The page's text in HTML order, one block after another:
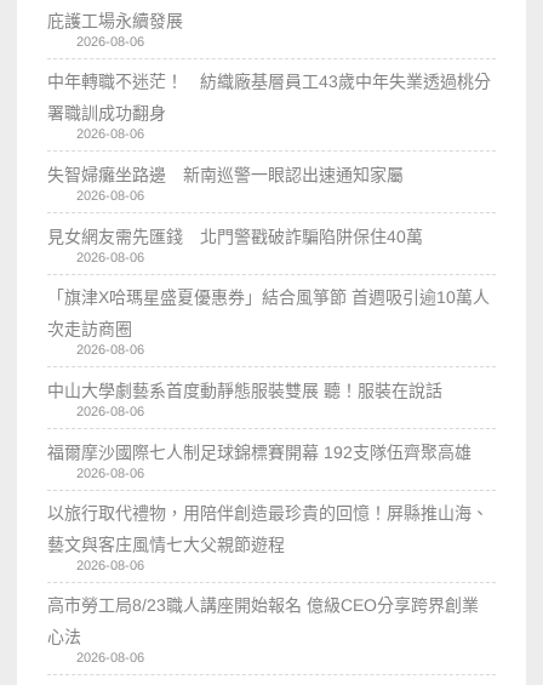
庇護工場永續發展
2026-08-06
中年轉職不迷茫！ 紡織廠基層員工43歲中年失業透過桃分
署職訓成功翻身
2026-08-06
失智婦癱坐路邊 新南巡警一眼認出速通知家屬
2026-08-06
見女網友需先匯錢 北門警戳破詐騙陷阱保住40萬
2026-08-06
「旗津X哈瑪星盛夏優惠券」結合風箏節 首週吸引逾10萬人
次走訪商圈
2026-08-06
中山大學劇藝系首度動靜態服裝雙展 聽！服裝在說話
2026-08-06
福爾摩沙國際七人制足球錦標賽開幕 192支隊伍齊聚高雄
2026-08-06
以旅行取代禮物，用陪伴創造最珍貴的回憶！屏縣推山海、
藝文與客庄風情七大父親節遊程
2026-08-06
高市勞工局8/23職人講座開始報名 億級CEO分享跨界創業
心法
2026-08-06